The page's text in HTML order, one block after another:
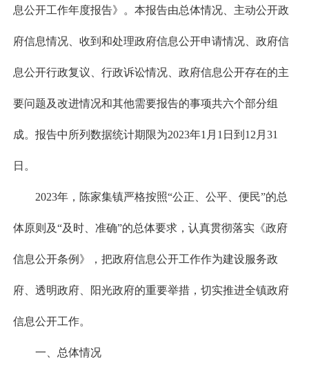
息公开工作年度报告》。本报告由总体情况、主动公开政
府信息情况、收到和处理政府信息公开申请情况、政府信
息公开行政复议、行政诉讼情况、政府信息公开存在的主
要问题及改进情况和其他需要报告的事项共六个部分组
成。报告中所列数据统计期限为2023年1月1日到12月31
日。
2023年，陈家集镇严格按照“公正、公平、便民”的总
体原则及“及时、准确”的总体要求，认真贯彻落实《政府
信息公开条例》，把政府信息公开工作作为建设服务政
府、透明政府、阳光政府的重要举措，切实推进全镇政府
信息公开工作。
一、总体情况